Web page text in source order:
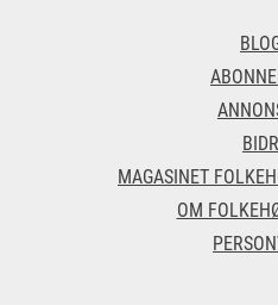
MAGASINET
OM